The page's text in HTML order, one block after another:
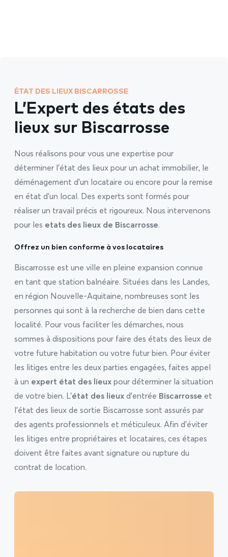
ÉTAT DES LIEUX BISCARROSSE
L’Expert des états des
lieux sur Biscarrosse
Nous réalisons pour vous une expertise pour
déterminer l’état des lieux pour un achat immobilier, le
déménagement d’un locataire ou encore pour la remise
en état d’un local. Des experts sont formés pour
réaliser un travail précis et rigoureux. Nous intervenons
pour les etats des lieux de Biscarrosse.
Offrez un bien conforme à vos locataires
Biscarrosse est une ville en pleine expansion connue
en tant que station balnéaire. Situées dans les Landes,
en région Nouvelle-Aquitaine, nombreuses sont les
personnes qui sont à la recherche de bien dans cette
localité. Pour vous faciliter les démarches, nous
sommes à dispositions pour faire des états des lieux de
votre future habitation ou votre futur bien. Pour éviter
les litiges entre les deux parties engagées, faites appel
à un expert état des lieux pour déterminer la situation
de votre bien. L’état des lieux d’entrée Biscarrosse et
l’état des lieux de sortie Biscarrosse sont assurés par
des agents professionnels et méticuleux. Afin d’éviter
les litiges entre propriétaires et locataires, ces étapes
doivent être faites avant signature ou rupture du
contrat de location.